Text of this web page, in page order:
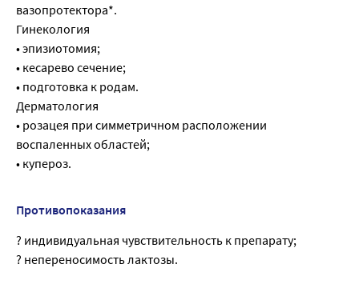
вазопротектора*.
Гинекология
• эпизиотомия;
• кесарево сечение;
• подготовка к родам.
Дерматология
• розацея при симметричном расположении
воспаленных областей;
• купероз.
Противопоказания
? индивидуальная чувствительность к препарату;
? непереносимость лактозы.